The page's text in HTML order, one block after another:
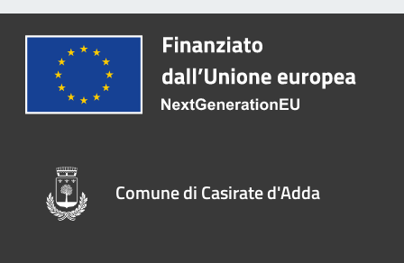
Comune di Casirate d'Adda